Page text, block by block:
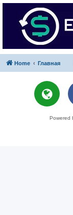
Home Главная
Powered